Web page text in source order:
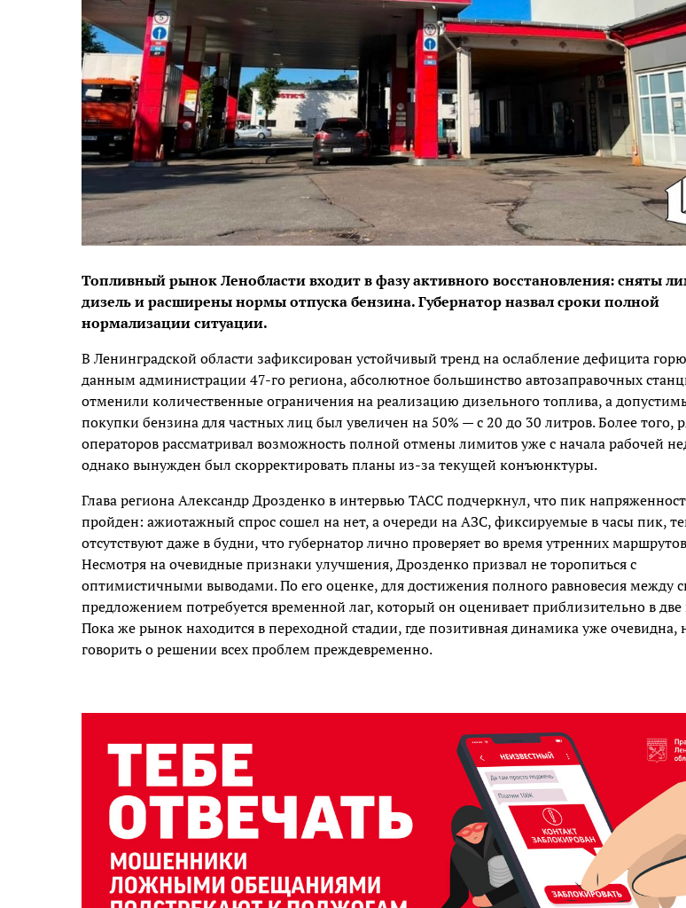
Топливный рынок Ленобласти входит в фазу активного восстановления: сняты
дизель и расширены нормы отпуска бензина. Губернатор назвал сроки полной
нормализации ситуации.
В Ленинградской области зафиксирован устойчивый тренд на ослабление дефицита
данным администрации 47-го региона, абсолютное большинство автозаправочных
отменили количественные ограничения на реализацию дизельного топлива, а
покупки бензина для частных лиц был увеличен на 50% — с 20 до 30 литров. Более того,
операторов рассматривал возможность полной отмены лимитов уже с начала рабочей
однако вынужден был скорректировать планы из-за текущей конъюнктуры.
Глава региона Александр Дрозденко в интервью ТАСС подчеркнул, что пик
пройден: ажиотажный спрос сошел на нет, а очереди на АЗС, фиксируемые в часы пик,
отсутствуют даже в будни, что губернатор лично проверяет во время утренних
Несмотря на очевидные признаки улучшения, Дрозденко призвал не торопиться с
оптимистичными выводами. По его оценке, для достижения полного равновесия между
предложением потребуется временной лаг, который он оценивает приблизительно в две
Пока же рынок находится в переходной стадии, где позитивная динамика уже очевидна,
говорить о решении всех проблем преждевременно.